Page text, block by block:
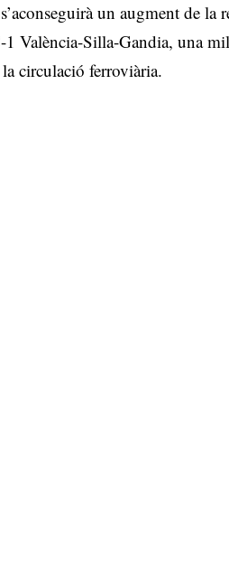
un augment de la
València-Silla-Gandia, una
circulació ferroviària.